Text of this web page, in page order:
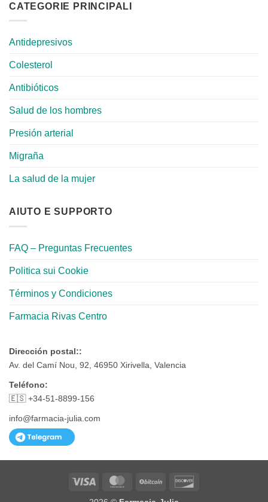
CATEGORIE PRINCIPALI
Antidepresivos
Colesterol
Antibióticos
Salud de los hombres
Presión arterial
Migraña
La salud de la mujer
AIUTO E SUPPORTO
FAQ – Preguntas Frecuentes
Politica sui Cookie
Términos y Condiciones
Farmacia Rivas Centro
Dirección postal::
Av. del Camí Nou, 92, 46950 Xirivella, Valencia
Teléfono:
🇪🇸 +34-51-8899-156
info@farmacia-julia.com
Visa MasterCardBitCoin